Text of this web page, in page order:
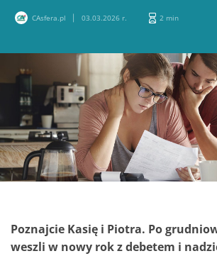
CAsfera.pl 03.03.2026 r. 2 min
Poznajcie Kasię i Piotra. Po
weszli w nowy rok z debetem i